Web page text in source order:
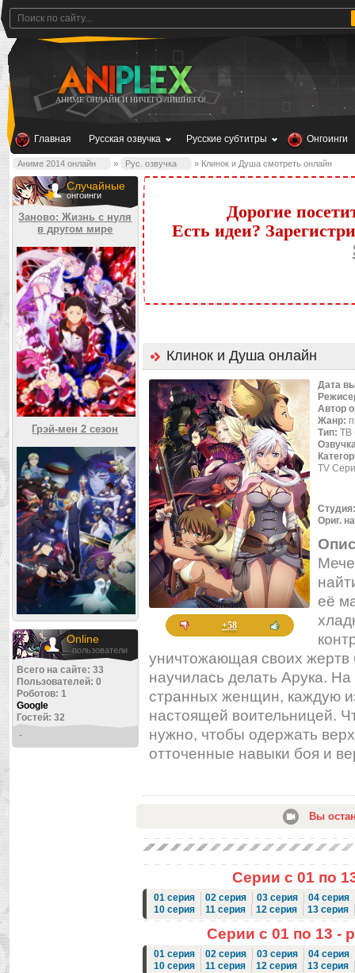
АНИМЕ ОНЛАЙН И НИЧЕГО ЛИШНЕГО!
Главная Русская озвучка Русские субтитры Онгоинги
Аниме 2014 онлайн » Рус. озвучка » Клинок и Душа смотреть онлайн
Случайные
онгоинги
Заново: Жизнь с нуля
в другом мире
Грэй-мен 2 сезон
Online
пользователи
Всего на сайте: 33
Пользователей: 0
Роботов: 1
Google
Гостей: 32
-
Дорогие
Есть идеи?
Клинок и Душа онлайн
+58
Дата
Автор
Жанр:
Тип: ТВ
TV
Ориг.
её
уничтожающая своих жертв
научилась делать Арука.
странных женщин, каждую
настоящей воительницей.
нужно, чтобы одержать
отточенные навыки боя и
Вы
Серии с 01 по
01 серия 02 серия 03 серия
04 серия
10 серия
11 серия 12 серия 13 серия
Серии с 01 по 13 -
01 серия 02 серия 03 серия
04 серия
10 серия
11 серия 12 серия 13 серия